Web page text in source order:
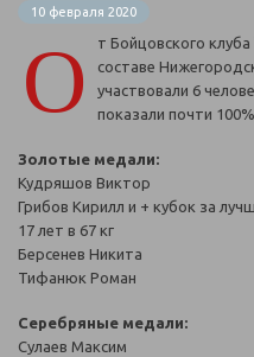
10 февраля 2020
О
т Бойцовского
составе
участвовали 6
показали почти
Золотые медали:
Кудряшов Виктор
Грибов Кирилл и + кубок за
17 лет в 67 кг
Берсенев Никита
Тифанюк Роман
Серебряные медали:
Сулаев Максим